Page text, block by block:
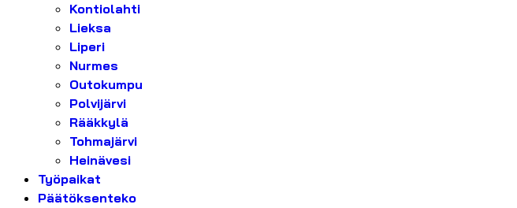
Kontiolahti
Lieksa
Liperi
Nurmes
Outokumpu
Polvijärvi
Rääkkylä
Tohmajärvi
Heinävesi
Työpaikat
Päätöksenteko